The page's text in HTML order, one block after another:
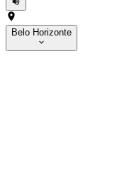
Belo Horizonte